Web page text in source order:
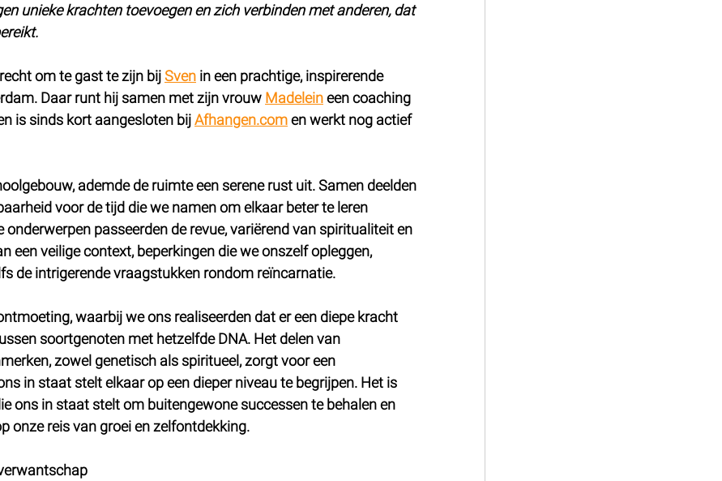
unieke krachten toevoegen en zich verbinden met anderen, dat
om te gast te zijn bij Sven in een prachtige, inspirerende
Daar runt hij samen met zijn vrouw Madelein een coaching
is sinds kort aangesloten bij Afhangen.com en werkt nog actief
ademde de ruimte een serene rust uit. Samen deelden
voor de tijd die we namen om elkaar beter te leren
onderwerpen passeerden de revue, variërend van spiritualiteit en
een veilige context, beperkingen die we onszelf opleggen,
de intrigerende vraagstukken rondom reïncarnatie.
waarbij we ons realiseerden dat er een diepe kracht
soortgenoten met hetzelfde DNA. Het delen van
zowel genetisch als spiritueel, zorgt voor een
in staat stelt elkaar op een dieper niveau te begrijpen. Het is
ons in staat stelt om buitengewone successen te behalen en
onze reis van groei en zelfontdekking.